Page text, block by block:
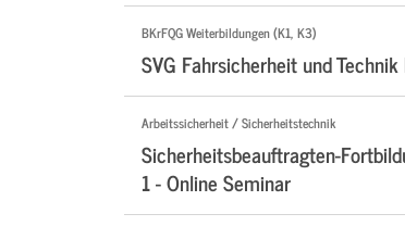
BKrFQG Weiterbildungen (K1, K3)
SVG Fahrsicherheit und Technik
Arbeitssicherheit / Sicherheitstechnik
Sicherheitsbeauftragten-
1 - Online Seminar